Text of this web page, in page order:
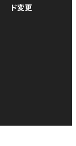
ド変更